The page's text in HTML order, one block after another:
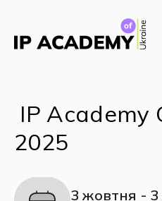
IP Academy
2025
3 жовтня -